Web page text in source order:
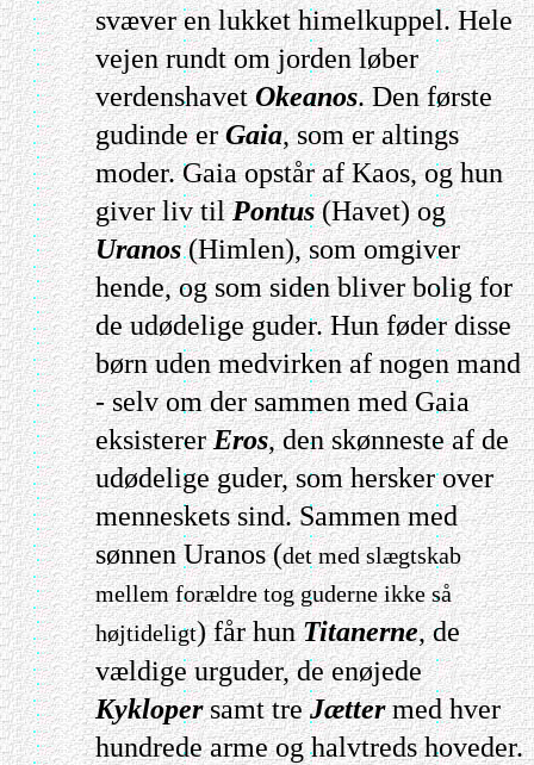
svæver en lukket himelkuppel. Hele
vejen rundt om jorden løber
verdenshavetOkeanos. Den første
gudinde erGaia, som er altings
moder. Gaia opstår af Kaos, og hun
giver liv tilPontus(Havet) og
Uranos(Himlen), som omgiver
hende, og som siden bliver bolig for
de udødelige guder. Hun føder disse
børn uden medvirken af nogen mand
- selv om der sammen med Gaia
eksistererEros, den skønneste af de
udødelige guder, som hersker over
menneskets sind. Sammen med
sønnen Uranos (det med slægtskab
mellem forældre tog guderne ikke så
højtideligt) får hunTitanerne, de
vældige urguder, de enøjede
Kyklopersamt treJættermed hver
hundrede arme og halvtreds hoveder.